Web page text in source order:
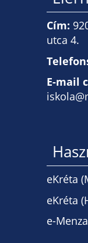
Cím:
utca 4.
E-mail
eKréta
eKréta
e-Menza